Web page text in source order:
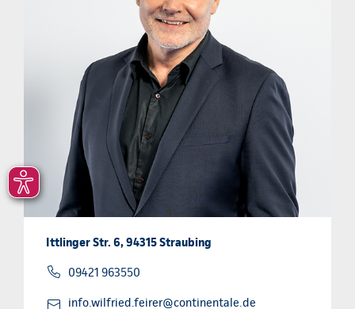
Ittlinger Str. 6, 94315 Straubing
09421 963550
info.wilfried.feirer@continentale.de